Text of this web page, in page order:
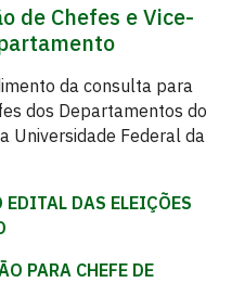
de Chefes e Vice-
da consulta para
dos Departamentos do
Universidade Federal da
EDITAL DAS ELEIÇÕES
PARA CHEFE DE